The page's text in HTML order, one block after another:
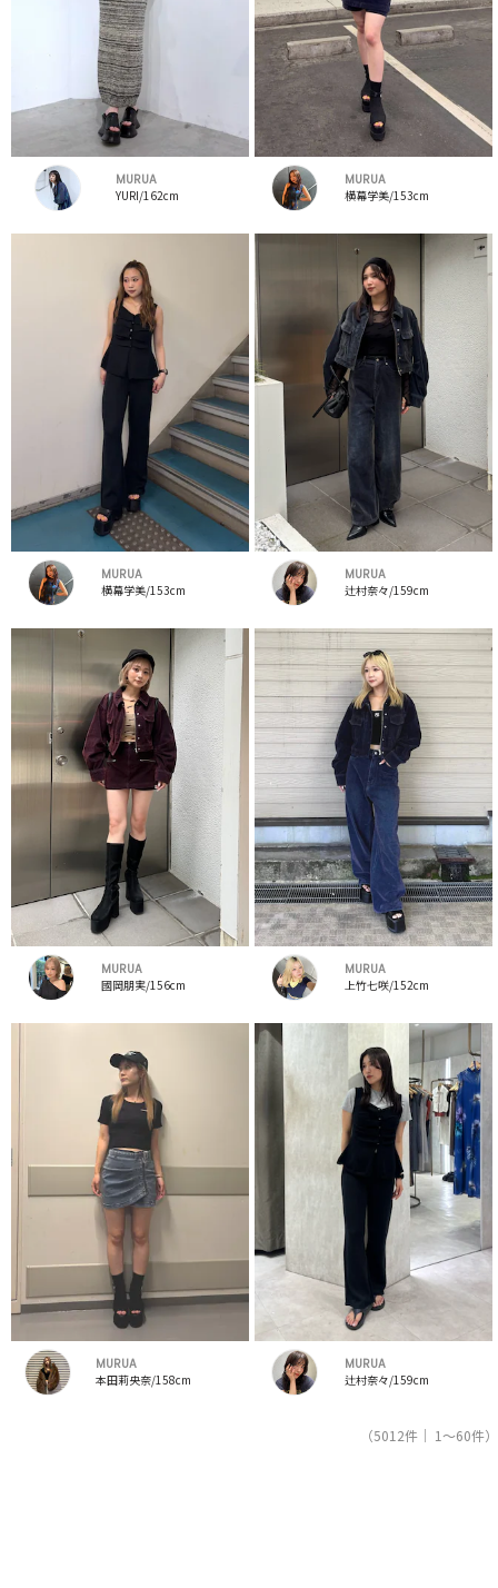
MURUA
YURI/162cm
MURUA
横幕学美/153cm
MURUA
横幕学美/153cm
MURUA
辻村奈々/159cm
MURUA
國岡朋実/156cm
MURUA
上竹七咲/152cm
MURUA
本田莉央奈/158cm
MURUA
辻村奈々/159cm
（5012件｜ 1～60件）